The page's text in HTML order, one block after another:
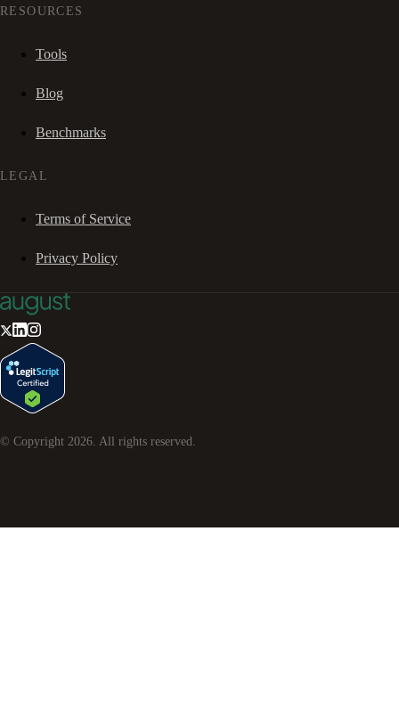
RESOURCES
Tools
Blog
Benchmarks
LEGAL
Terms of Service
Privacy Policy
© Copyright 2026 . All rights reserved.